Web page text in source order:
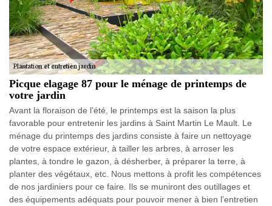
Picque elagage 87 pour le ménage de printemps de
votre jardin
Avant la floraison de l’été, le printemps est la saison la plus
favorable pour entretenir les jardins à Saint Martin Le Mault. Le
ménage du printemps des jardins consiste à faire un nettoyage
de votre espace extérieur, à tailler les arbres, à arroser les
plantes, à tondre le gazon, à désherber, à préparer la terre, à
planter des végétaux, etc. Nous mettons à profit les compétences
de nos jardiniers pour ce faire. Ils se muniront des outillages et
des équipements adéquats pour pouvoir mener à bien l’entretien